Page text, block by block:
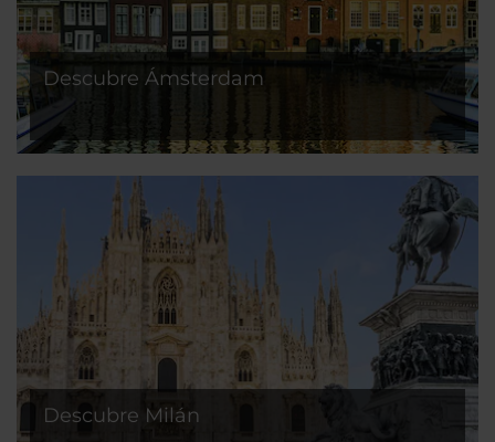
Descubre Ámsterdam
Descubre Milán